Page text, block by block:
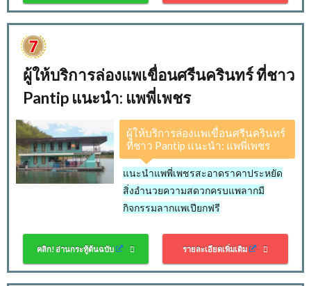
ผู้ให้บริการล่องแพเขื่อนศรีนครินทร์ ที่ชาว
Pantip แนะนำ: แพพี่เพชร
ผู้ให้บริการล่องแพเขื่อนศรีนครินทร์
ที่ชาว Pantip แนะนำ: แพพี่เพชร
แนะนำแพพี่เพชรสะอาดราคาประหยัด
สิ่งอำนวยความสดวกครบแพลากมี
กิจกรรมลากแพเปียกฟรี
คลิก! อ่านกระทู้ต้นฉบับ รายละเอียดเพิ่มเติม